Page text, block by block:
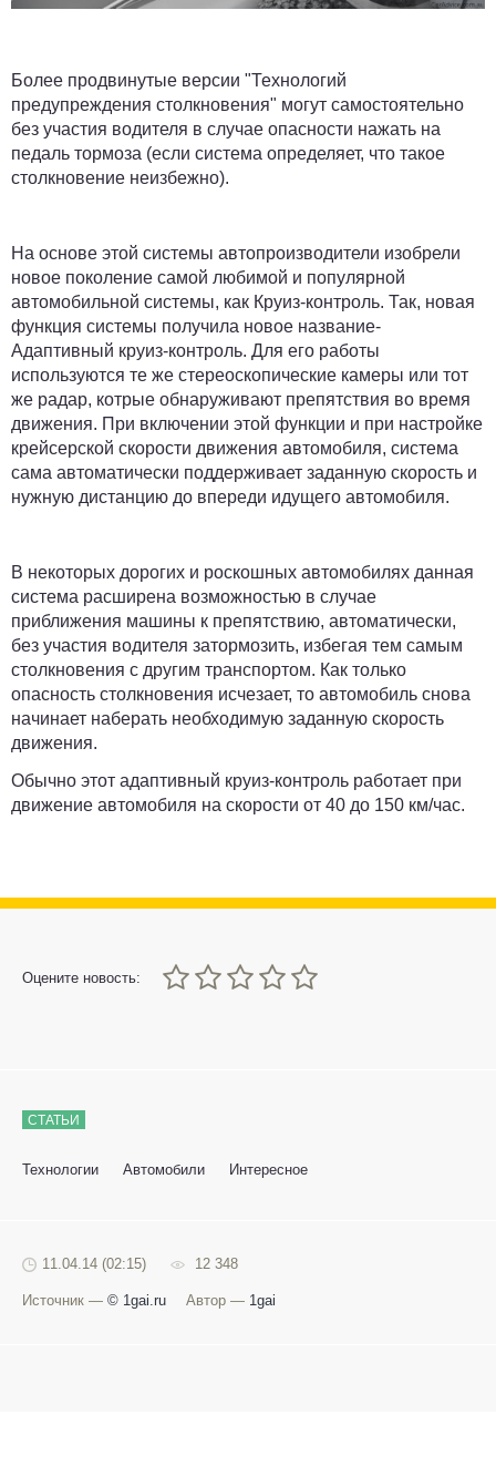
Более продвинутые версии "Технологий
предупреждения столкновения" могут самостоятельно
без участия водителя в случае опасности нажать на
педаль тормоза (если система определяет, что такое
столкновение неизбежно).
На основе этой системы автопроизводители изобрели
новое поколение самой любимой и популярной
автомобильной системы, как Круиз-контроль. Так, новая
функция системы получила новое название-
Адаптивный круиз-контроль. Для его работы
используются те же стереоскопические камеры или тот
же радар, котрые обнаруживают препятствия во время
движения. При включении этой функции и при настройке
крейсерской скорости движения автомобиля, система
сама автоматически поддерживает заданную скорость и
нужную дистанцию до впереди идущего автомобиля.
В некоторых дорогих и роскошных автомобилях данная
система расширена возможностью в случае
приближения машины к препятствию, автоматически,
без участия водителя затормозить, избегая тем самым
столкновения с другим транспортом. Как только
опасность столкновения исчезает, то автомобиль снова
начинает наберать необходимую заданную скорость
движения.
Обычно этот адаптивный круиз-контроль работает при
движение автомобиля на скорости от 40 до 150 км/час.
Оцените новость:
0
1 3 4 5
СТАТЬИ
Технологии Автомобили Интересное
11.04.14 (02:15) 12 348
Источник — © 1gai.ru Автор — 1gai